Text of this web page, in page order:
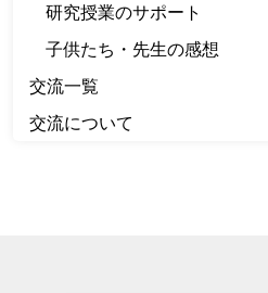
研究授業のサポート
子供たち・先生の感想
交流一覧
交流について